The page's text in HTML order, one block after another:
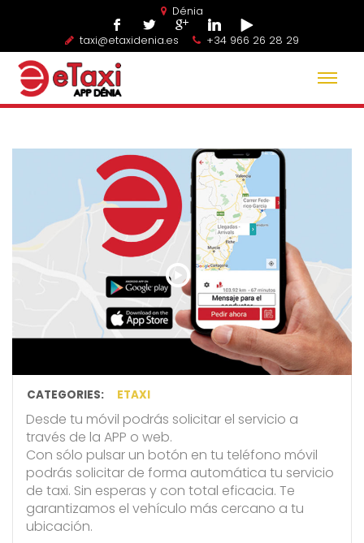
Dénia
taxi@etaxidenia.es +34 966 26 28 29
CATEGORIES: ETAXI
Desde tu móvil podrás solicitar el servicio a
través de la APP o web.
Con sólo pulsar un botón en tu teléfono móvil
podrás solicitar de forma automática tu servicio
de taxi. Sin esperas y con total eficacia. Te
garantizamos el vehículo más cercano a tu
ubicación.